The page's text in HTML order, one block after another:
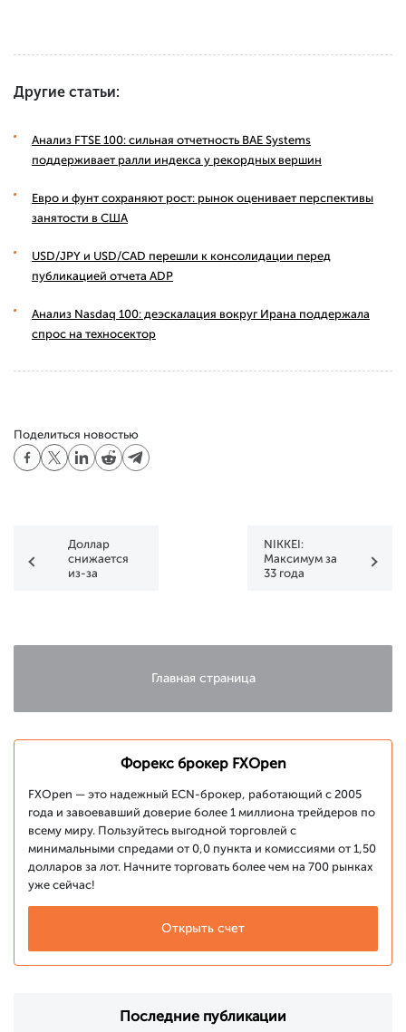
Другие статьи:
Анализ FTSE 100: сильная отчетность BAE Systems
поддерживает ралли индекса у рекордных вершин
Евро и фунт сохраняют рост: рынок оценивает перспективы
занятости в США
USD/JPY и USD/CAD перешли к консолидации перед
публикацией отчета ADP
Анализ Nasdaq 100: деэскалация вокруг Ирана поддержала
спрос на техносектор
Поделиться новостью
Доллар
снижается
из-за
NIKKEI:
Максимум за
33 года
Главная страница
Форекс брокер FXOpen
FXOpen — это надежный ECN-брокер, работающий с 2005
года и завоевавший доверие более 1 миллиона трейдеров по
всему миру. Пользуйтесь выгодной торговлей с
минимальными спредами от 0,0 пункта и комиссиями от 1,50
долларов за лот. Начните торговать более чем на 700 рынках
уже сейчас!
Открыть счет
Последние публикации